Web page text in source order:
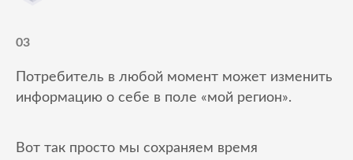
03
Потребитель в любой момент может изменить
информацию о себе в поле «мой регион».
Вот так просто мы сохраняем время